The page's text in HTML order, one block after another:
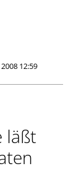
12:59
läßt